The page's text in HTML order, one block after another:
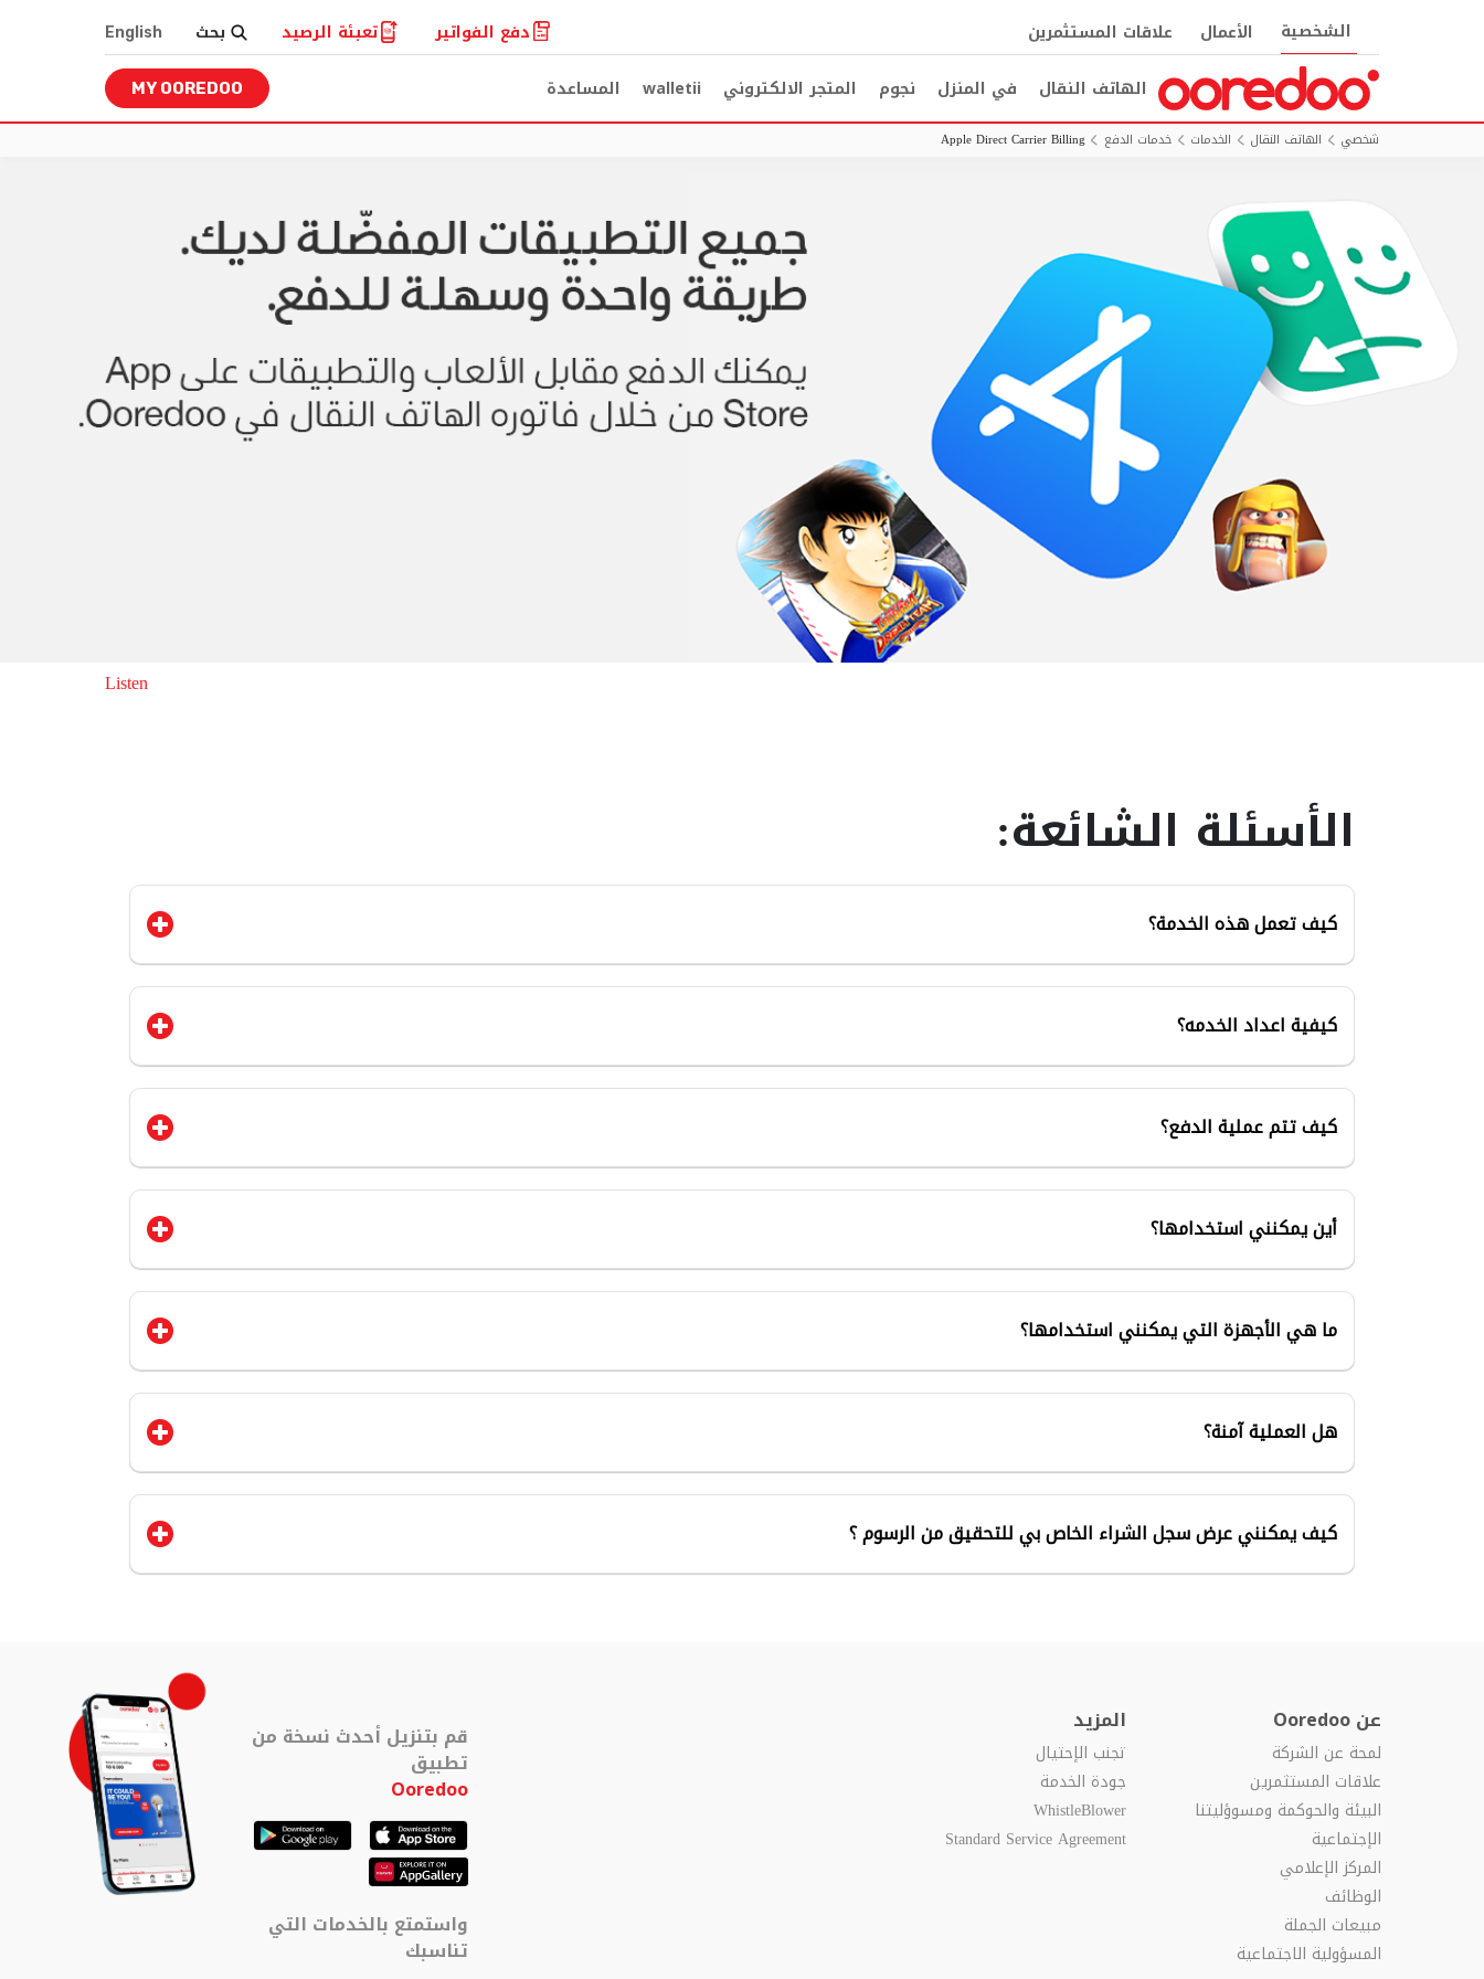
الشخصية الأعمال علاقات المستثمرين دفع الفواتير تعبئة الرصيد بحث English
الهاتف النقال في المنزل نجوم المتجر الالكتروني walletii المساعدة MY OOREDOO
شخصي الهاتف النقال الخدمات خدمات الدفع Apple Direct Carrier Billing
Listen
الأسئلة الشائعة:
كيف تعمل هذه الخدمة؟
كيفية اعداد الخدمه؟
كيف تتم عملية الدفع؟
أين يمكنني استخدامها؟
ما هي الأجهزة التي يمكنني استخدامها؟
هل العملية آمنة؟
كيف يمكنني عرض سجل الشراء الخاص بي للتحقيق من الرسوم ؟
عن Ooredoo
لمحة عن الشركة
علاقات المستثمرين
البيئة والحوكمة ومسوؤليتنا
الإجتماعية
المركز الإعلامي
الوظائف
مبيعات الجملة
المسؤولية الاجتماعية
المزيد
تجنب الإحتيال
جودة الخدمة
WhistleBlower
Standard Service Agreement
قم بتنزيل أحدث نسخة من
تطبيق
Ooredoo
واستمتع بالخدمات التي
تناسبك